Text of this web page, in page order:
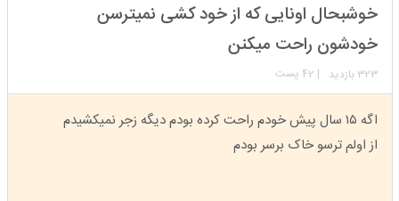
عضویت: 1397/03/03
خوشبحال اونایی که از خود کشی نمیترسن
خودشون راحت میکنن
323 بازدید | 42 پست
اگه ۱۵ سال پیش خودم راحت کرده بودم دیگه زجر نمیکشیدم
از اولم ترسو خاک برسر بودم